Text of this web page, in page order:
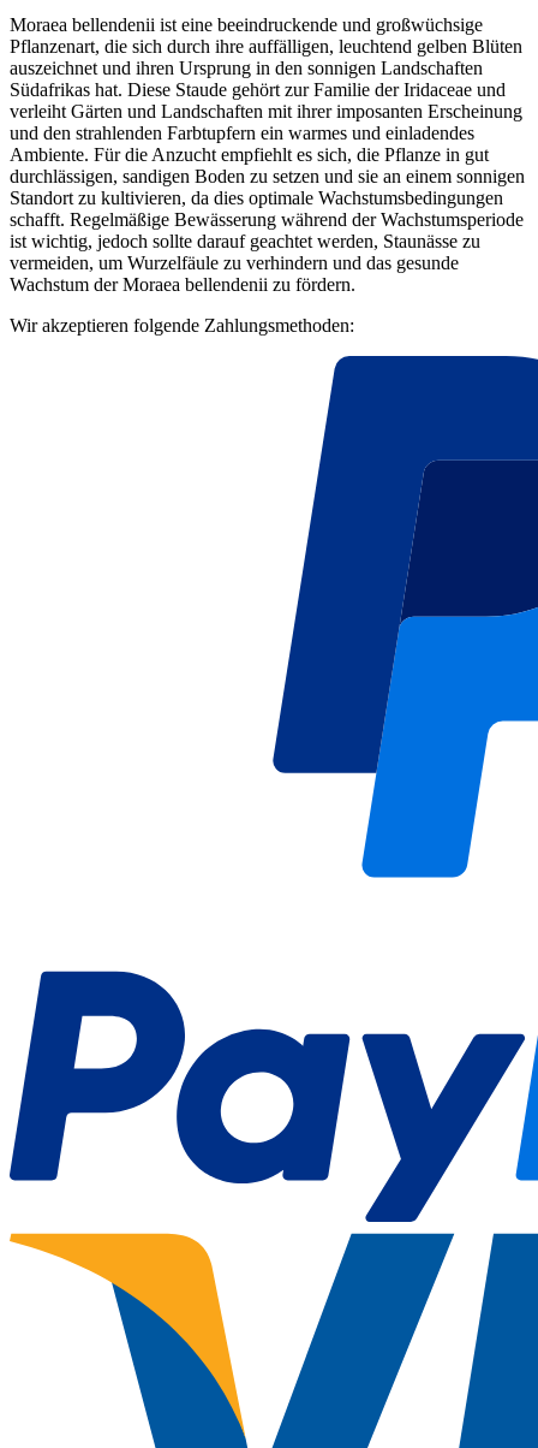
Moraea bellendenii ist eine beeindruckende und großwüchsige
Pflanzenart, die sich durch ihre auffälligen, leuchtend gelben Blüten
auszeichnet und ihren Ursprung in den sonnigen Landschaften
Südafrikas hat. Diese Staude gehört zur Familie der Iridaceae und
verleiht Gärten und Landschaften mit ihrer imposanten Erscheinung
und den strahlenden Farbtupfern ein warmes und einladendes
Ambiente. Für die Anzucht empfiehlt es sich, die Pflanze in gut
durchlässigen, sandigen Boden zu setzen und sie an einem sonnigen
Standort zu kultivieren, da dies optimale Wachstumsbedingungen
schafft. Regelmäßige Bewässerung während der Wachstumsperiode
ist wichtig, jedoch sollte darauf geachtet werden, Staunässe zu
vermeiden, um Wurzelfäule zu verhindern und das gesunde
Wachstum der Moraea bellendenii zu fördern.
Wir akzeptieren folgende Zahlungsmethoden: